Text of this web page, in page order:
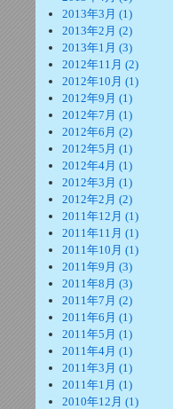
2013年3月 (1)
2013年2月 (2)
2013年1月 (3)
2012年11月 (2)
2012年10月 (1)
2012年9月 (1)
2012年7月 (1)
2012年6月 (2)
2012年5月 (1)
2012年4月 (1)
2012年3月 (1)
2012年2月 (2)
2011年12月 (1)
2011年11月 (1)
2011年10月 (1)
2011年9月 (3)
2011年8月 (3)
2011年7月 (2)
2011年6月 (1)
2011年5月 (1)
2011年4月 (1)
2011年3月 (1)
2011年1月 (1)
2010年12月 (1)